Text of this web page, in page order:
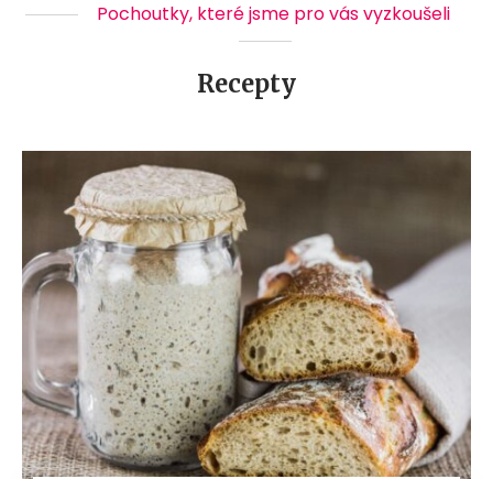
Pochoutky, které jsme pro vás vyzkoušeli
Recepty